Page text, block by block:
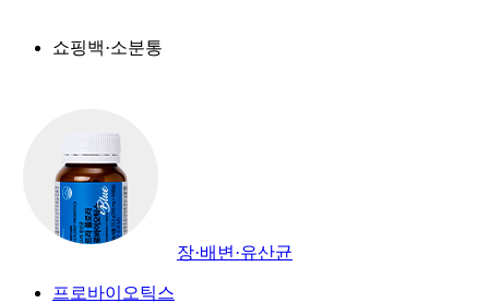
쇼핑백·소분통
장·배변·유산균
프로바이오틱스